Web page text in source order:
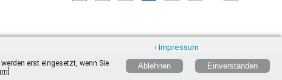
› Impressum
›Nutzungsbedingungen
›Widerrufsrecht
Einverstanden
Ablehnen
erst eingesetzt, wenn Sie